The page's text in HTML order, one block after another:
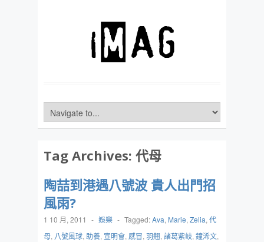
Tag Archives: 代母
陶喆到港遇八號波 貴人出門招
風雨?
1 10 月, 2011 - 娛樂 - Tagged:Ava, Marie, Zelia, 代
母, 八號風球, 助養, 宣明會, 感冒, 羽翹, 諸葛紫岐, 鐘浠文,